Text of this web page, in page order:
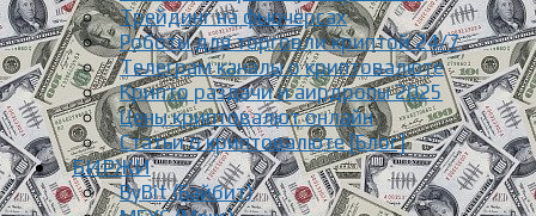
Трейдинг на фьючерсах
Роботы для торговли криптой 24/7
Телеграм каналы о криптовалюте
Крипто раздачи и аирдропы 2025
Цены криптовалют онлайн
Статьи о криптовалюте [Блог]
БИРЖИ
ByBit (Байбит)